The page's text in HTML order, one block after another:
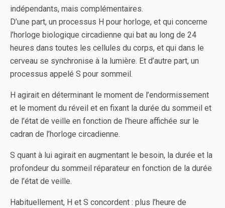
indépendants, mais complémentaires.
D’une part, un processus H pour horloge, et qui concerne
l’horloge biologique circadienne qui bat au long de 24
heures dans toutes les cellules du corps, et qui dans le
cerveau se synchronise à la lumière. Et d’autre part, un
processus appelé S pour sommeil.
H agirait en déterminant le moment de l’endormissement
et le moment du réveil et en fixant la durée du sommeil et
de l’état de veille en fonction de l’heure affichée sur le
cadran de l’horloge circadienne.
S quant à lui agirait en augmentant le besoin, la durée et la
profondeur du sommeil réparateur en fonction de la durée
de l’état de veille.
Habituellement, H et S concordent : plus l’heure de